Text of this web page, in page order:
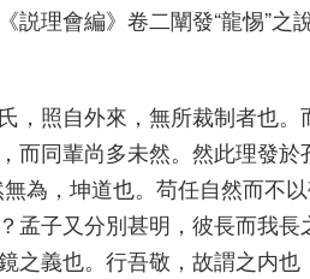
理會編》卷二闡發“龍惕”之
，照自外來，無所裁制者也。
而同輩尚多未然。然此理發於
為，坤道也。苟任自然而不以
孟子又分別甚明，彼長而我長
之義也。行吾敬，故謂之内也